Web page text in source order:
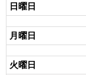
日曜日
月曜日
火曜日